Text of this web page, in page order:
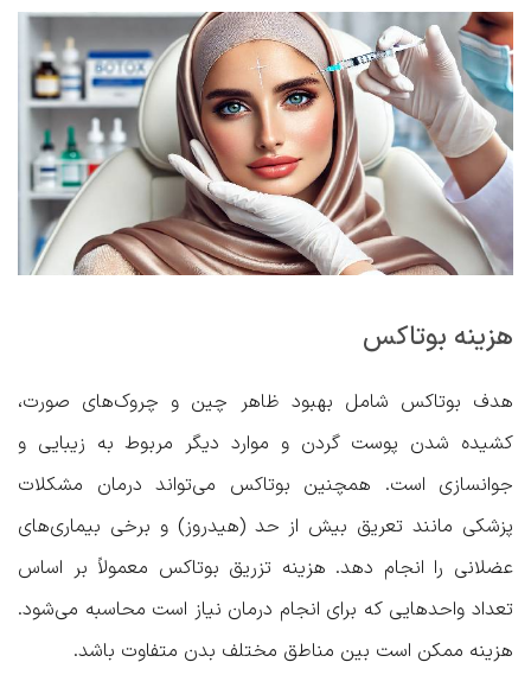
هزینه بوتاکس
هدف بوتاکس شامل بهبود ظاهر چین و چروک‌های صورت،
کشیده شدن پوست گردن و موارد دیگر مربوط به زیبایی و
جوانسازی است. همچنین بوتاکس می‌تواند درمان مشکلات
پزشکی مانند تعریق بیش از حد (هیدروز) و برخی بیماری‌های
عضلانی را انجام دهد. هزینه تزریق بوتاکس معمولاً بر اساس
تعداد واحدهایی که برای انجام درمان نیاز است محاسبه می‌شود.
هزینه ممکن است بین مناطق مختلف بدن متفاوت باشد.